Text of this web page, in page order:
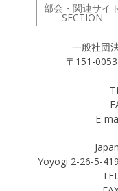
部会・関連サイト
SECTION
一般社団
〒151-
バロ
E-
Yoyogi 2-26-5-